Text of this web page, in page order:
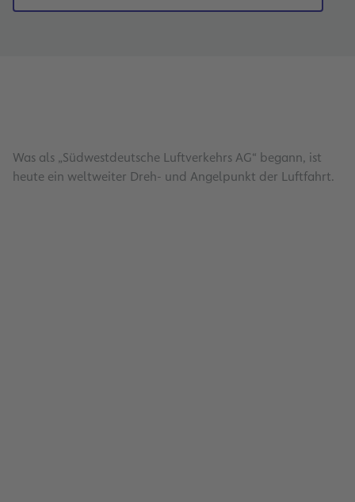
Was als „Südwestdeutsche Luftverkehrs AG“ begann, ist
heute ein weltweiter Dreh- und Angelpunkt der Luftfahrt.